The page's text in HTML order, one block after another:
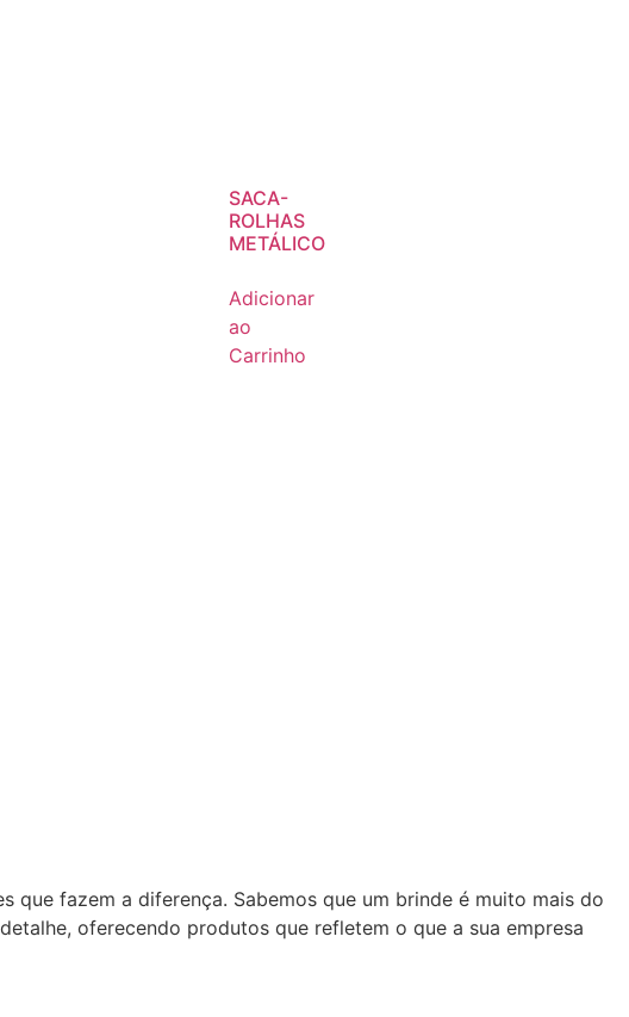
SACA-
ROLHAS
METÁLICO
Adicionar
ao
Carrinho
que fazem a diferença. Sabemos que um brinde é muito mais do
oferecendo produtos que refletem o que a sua empresa